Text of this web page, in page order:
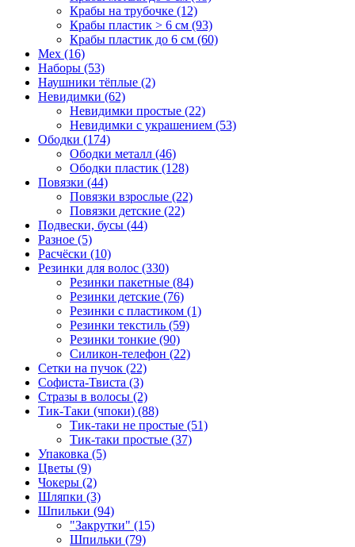
Крабы на трубочке (12)
Крабы пластик > 6 см (93)
Крабы пластик до 6 см (60)
Мех (16)
Наборы (53)
Наушники тёплые (2)
Невидимки (62)
Невидимки простые (22)
Невидимки с украшением (53)
Ободки (174)
Ободки металл (46)
Ободки пластик (128)
Повязки (44)
Повязки взрослые (22)
Повязки детские (22)
Подвески, бусы (44)
Разное (5)
Расчёски (10)
Резинки для волос (330)
Резинки пакетные (84)
Резинки детские (76)
Резинки с пластиком (1)
Резинки текстиль (59)
Резинки тонкие (90)
Силикон-телефон (22)
Сетки на пучок (22)
Софиста-Твиста (3)
Стразы в волосы (2)
Тик-Таки (чпоки) (88)
Тик-таки не простые (51)
Тик-таки простые (37)
Упаковка (5)
Цветы (9)
Чокеры (2)
Шляпки (3)
Шпильки (94)
"Закрутки" (15)
Шпильки (79)